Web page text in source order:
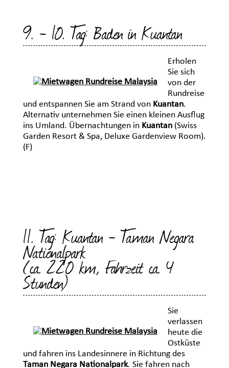
9. - 10. Tag: Baden in Kuantan
Erholen
Sie sich
von der
Rundreise
und entspannen Sie am Strand von Kuantan.
Alternativ unternehmen Sie einen kleinen Ausflug
ins Umland. Übernachtungen in Kuantan(Swiss
Garden Resort & Spa, Deluxe Gardenview Room).
(F)
11. Tag: Kuantan - Taman Negara
Nationalpark
(ca. 220 km, Fahrzeit ca. 4
Stunden)
Sie
verlassen
heute die
Ostküste
und fahren ins Landesinnere in Richtung des
Taman Negara Nationalpark. Sie fahren nach